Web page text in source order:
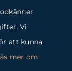
Vi
att kunna
mer om